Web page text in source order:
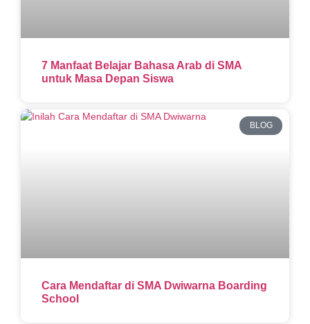
7 Manfaat Belajar Bahasa Arab di SMA
untuk Masa Depan Siswa
BLOG
Cara Mendaftar di SMA Dwiwarna Boarding
School